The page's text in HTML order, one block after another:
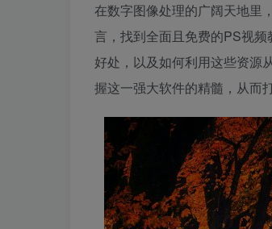
在数字图像处理的广阔天地里
言，找到全面且免费的PS视
好处，以及如何利用这些资源
握这一强大软件的精髓，从而